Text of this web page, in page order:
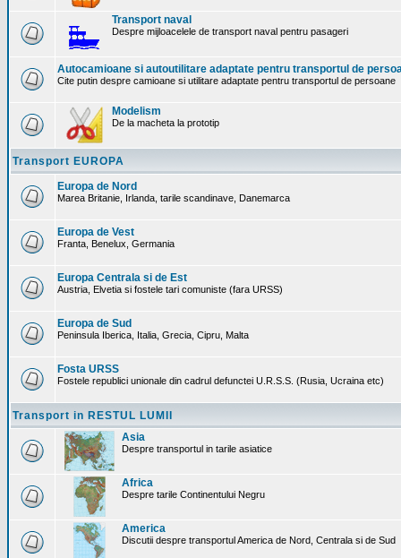
Transport naval
Despre mijloacelele de transport naval pentru pasageri
Autocamioane si autoutilitare adaptate pentru transportul de
Cite putin despre camioane si utilitare adaptate pentru transportul de persoane
Modelism
De la macheta la prototip
Transport EUROPA
Europa de Nord
Marea Britanie, Irlanda, tarile scandinave, Danemarca
Europa de Vest
Franta, Benelux, Germania
Europa Centrala si de Est
Austria, Elvetia si fostele tari comuniste (fara URSS)
Europa de Sud
Peninsula Iberica, Italia, Grecia, Cipru, Malta
Fosta URSS
Fostele republici unionale din cadrul defunctei U.R.S.S. (Rusia, Ucraina etc)
Transport in RESTUL LUMII
Asia
Despre transportul in tarile asiatice
Africa
Despre tarile Continentului Negru
America
Discutii despre transportul America de Nord, Centrala si de Sud